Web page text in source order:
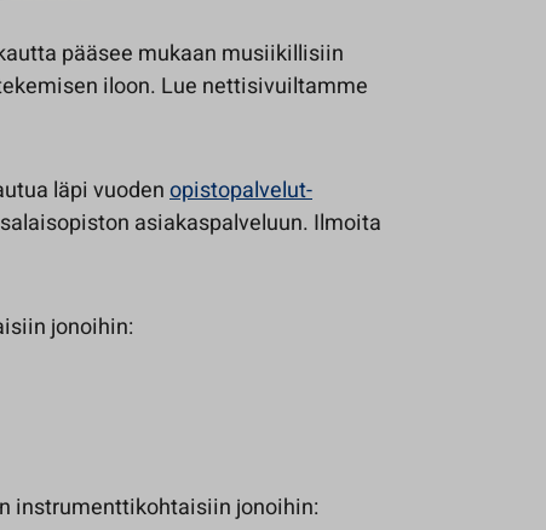
pääsee mukaan musiikillisiin
iloon. Lue nettisivuiltamme
läpi vuodenopistopalvelut-
asiakaspalveluun. Ilmoita
jonoihin:
instrumenttikohtaisiin jonoihin: